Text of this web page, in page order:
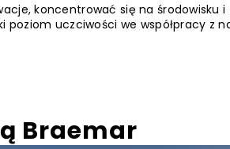
koncentrować się na środowisku i
poziom uczciwości we współpracy z
Braemar